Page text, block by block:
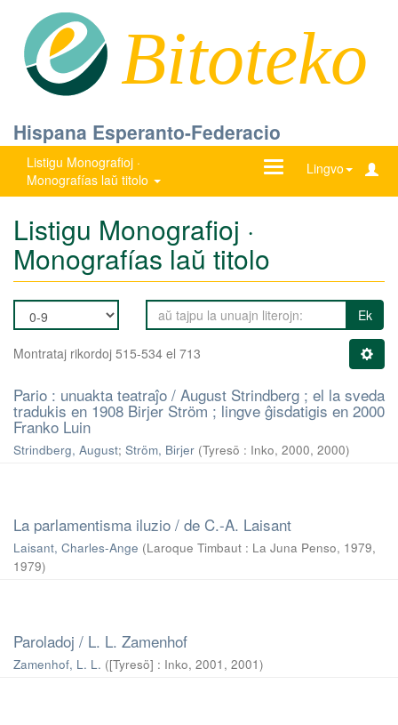
Bitoteko
Hispana Esperanto-Federacio
Listigu Monografioj ·
Monografías laŭ titolo
Lingvo
Ŝanĝu
Listigu Monografioj ·
Monografías laŭ titolo
Ek
Montrataj rikordoj 515-534 el 713
Pario : unuakta teatraĵo / August Strindberg ; el la sveda
tradukis en 1908 Birjer Ström ; lingve ĝisdatigis en 2000
Franko Luin
Strindberg, August; Ström, Birjer (Tyresö : Inko, 2000, 2000)
La parlamentisma iluzio / de C.-A. Laisant
Laisant, Charles-Ange (Laroque Timbaut : La Juna Penso, 1979,
1979)
Paroladoj / L. L. Zamenhof
Zamenhof, L. L. ([Tyresö] : Inko, 2001 , 2001)